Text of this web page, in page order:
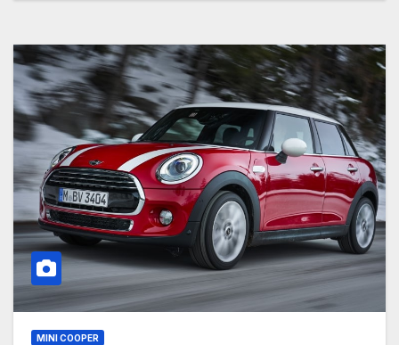
MINI COOPER